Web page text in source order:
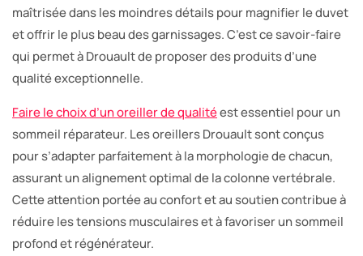
maîtrisée dans les moindres détails pour magnifier le duvet
et offrir le plus beau des garnissages. C’est ce savoir-faire
qui permet à Drouault de proposer des produits d’une
qualité exceptionnelle.
Faire le choix d’un oreiller de qualitéest essentiel pour un
sommeil réparateur. Les oreillers Drouault sont conçus
pour s’adapter parfaitement à la morphologie de chacun,
assurant un alignement optimal de la colonne vertébrale.
Cette attention portée au confort et au soutien contribue à
réduire les tensions musculaires et à favoriser un sommeil
profond et régénérateur.